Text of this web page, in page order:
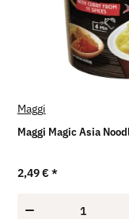
Maggi
Maggi Magic Asia
2,49 € *